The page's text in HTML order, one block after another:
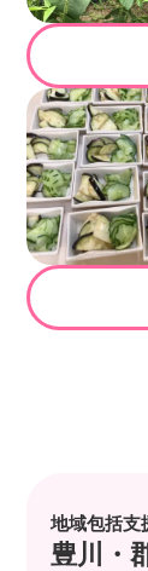
地域包括支
豊川・